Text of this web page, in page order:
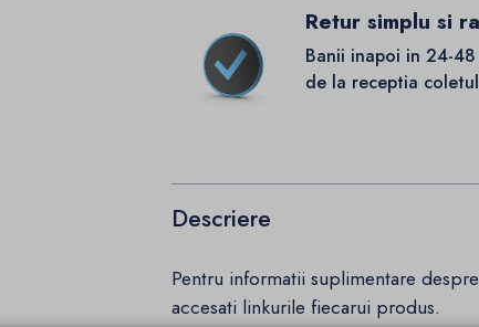
Retur simplu si
Banii inapoi in 24-
de la receptia
Descriere
Pentru informatii suplimentare
accesati linkurile fiecarui produs.